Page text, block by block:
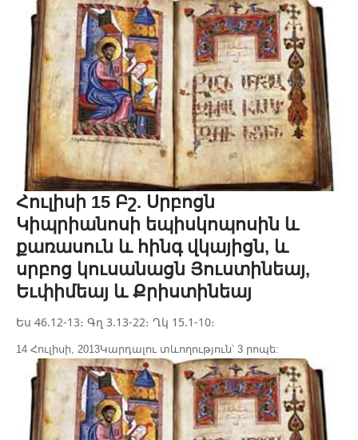
Հուլիսի 15 Բշ. Սրբոցն
Կիպրիանոսի եպիսկոպոսին և
քառասուն և հինգ վկայիցն, և
սրբոց կուսանացն Յուստինեայ,
Եւփիմեայ և Քրիստինեայ
Ես 46.12-13։ Գղ 3.13-22։ Ղկ 15.1-10։
14 Հուլիսի, 2013Կարդալու տևողություն՝ 3 րոպե: